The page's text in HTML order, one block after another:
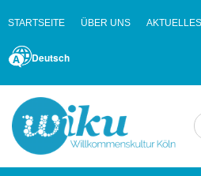
STARTSEITE ÜBER UNS AKTUELLES
Deutsch